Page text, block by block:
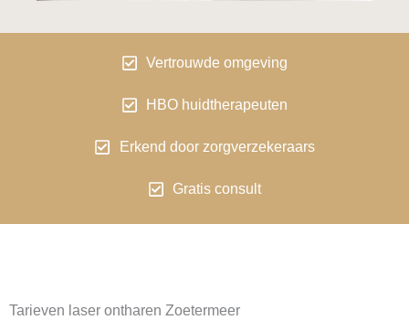
Vertrouwde omgeving
HBO huidtherapeuten
Erkend door zorgverzekeraars
Gratis consult
Tarieven laser ontharen Zoetermeer